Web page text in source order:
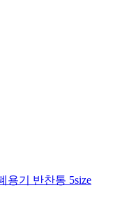
용기 반찬통 5size